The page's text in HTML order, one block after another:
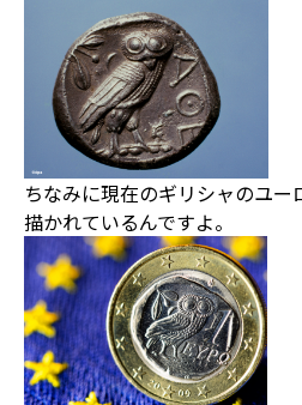
ちなみに現在のギリシャのユ
描かれているんですよ。